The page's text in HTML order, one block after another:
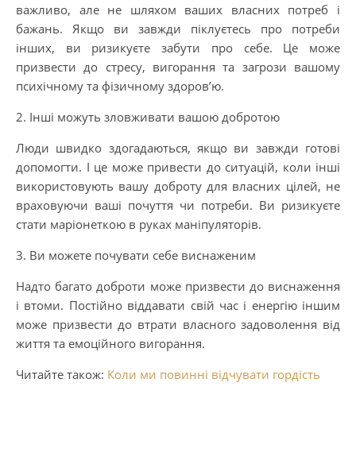
важливо, але не шляхом ваших власних потреб і
бажань. Якщо ви завжди піклуєтесь про потреби
інших, ви ризикуєте забути про себе. Це може
призвести до стресу, вигорання та загрози вашому
психічному та фізичному здоров’ю.
2. Інші можуть зловживати вашою добротою
Люди швидко здогадаються, якщо ви завжди готові
допомогти. І це може привести до ситуацій, коли інші
використовують вашу доброту для власних цілей, не
враховуючи ваші почуття чи потреби. Ви ризикуєте
стати маріонеткою в руках маніпуляторів.
3. Ви можете почувати себе виснаженим
Надто багато доброти може призвести до виснаження
і втоми. Постійно віддавати свій час і енергію іншим
може призвести до втрати власного задоволення від
життя та емоційного вигорання.
Читайте також: Коли ми повинні відчувати гордість